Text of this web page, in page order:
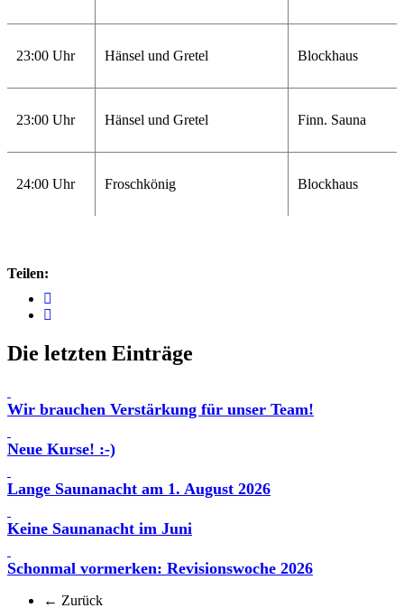
23:00 Uhr Hänsel und Gretel Blockhaus
23:00 Uhr Hänsel und Gretel Finn. Sauna
24:00 Uhr Froschkönig Blockhaus
Teilen:
Die letzten Einträge
Wir brauchen Verstärkung für unser Team!
Neue Kurse! :-)
Lange Saunanacht am 1. August 2026
Keine Saunanacht im Juni
Schonmal vormerken: Revisionswoche 2026
← Zurück